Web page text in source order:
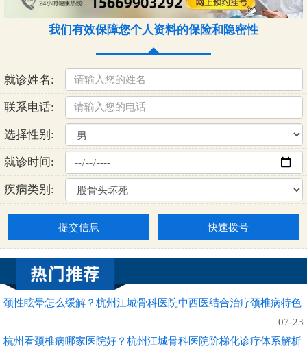
我们有效保障您个人资料的保险和隐密性
就诊姓名:
联系电话:
选择性别:
就诊时间:
疾病类别:
提交信息 快速拨号
颈性眩晕怎么缓解？杭州江城骨科医院中西医结合治疗颈椎病特色
07-23
杭州看颈椎病哪家医院好？杭州江城骨科医院阶梯化诊疗体系解析